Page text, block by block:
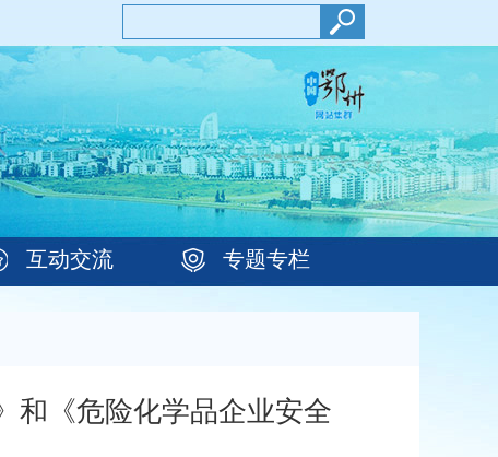
互动交流 专题专栏
和《危险化学品企业安全